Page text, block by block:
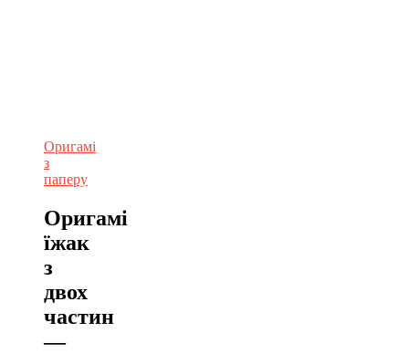
Оригамі
з
паперу
Оригамі
їжак
з
двох
частин
—